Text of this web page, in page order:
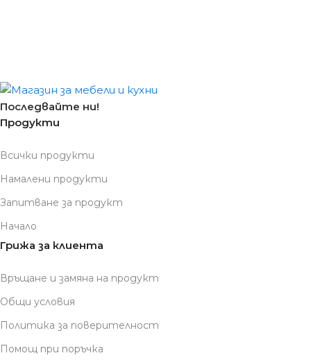
Последвайте ни!
Продукти
Всички продукти
Намалени продукти
Запитване за продукт
Начало
Грижа за клиента
Връщане и замяна на продукт
Общи условия
Политика за поверителност
Помощ при поръчка